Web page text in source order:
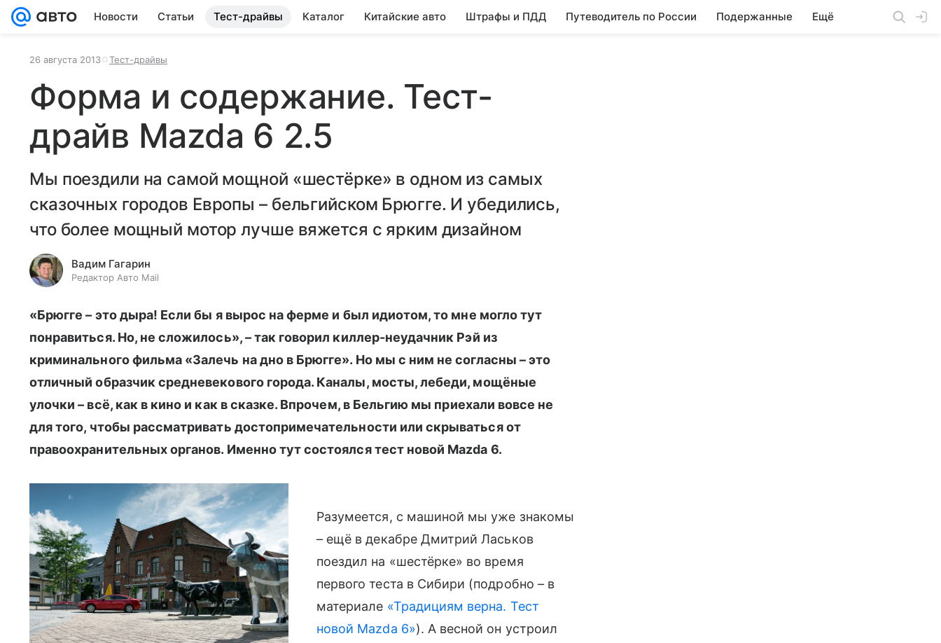
Новости Статьи Тест-драйвы Каталог Китайские авто Штрафы и ПДД Путеводитель по России Подержанные Ещё
26 августа 2013 Тест-драйвы
Форма и содержание. Тест-
драйв Mazda 6 2.5
Мы поездили на самой мощной «шестёрке» в одном из самых
сказочных городов Европы – бельгийском Брюгге. И убедились,
что более мощный мотор лучше вяжется с ярким дизайном
Вадим Гагарин
Редактор Авто Mail
«Брюгге – это дыра! Если бы я вырос на ферме и был идиотом, то мне могло тут
понравиться. Но, не сложилось», – так говорил киллер-неудачник Рэй из
криминального фильма «Залечь на дно в Брюгге». Но мы с ним не согласны – это
отличный образчик средневекового города. Каналы, мосты, лебеди, мощёные
улочки – всё, как в кино и как в сказке. Впрочем, в Бельгию мы приехали вовсе не
для того, чтобы рассматривать достопримечательности или скрываться от
правоохранительных органов. Именно тут состоялся тест новой Mazda 6.
Разумеется, с машиной мы уже знакомы
– ещё в декабре Дмитрий Ласьков
поездил на «шестёрке» во время
первого теста в Сибири (подробно – в
материале «Традициям верна. Тест
новой Mazda 6»). А весной он устроил